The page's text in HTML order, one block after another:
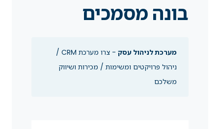
בונה מסמכים
מערכת לניהול עסק
- צרו מערכת CRM /
ניהול פרויקטים ומשימות / מכירות ושיווק
משלכם